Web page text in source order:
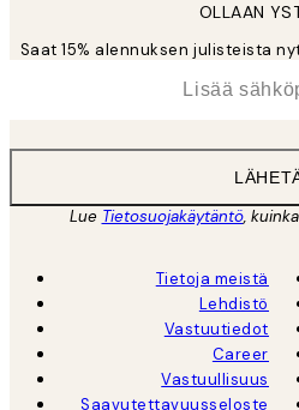
OLLAAN
Saat 15% alennuksen julisteista
Lue Tietosuojakäytäntö,
Tietoja meistä
Lehdistö
Vastuutiedot
Career
Vastuullisuus
Saavutettavuusseloste